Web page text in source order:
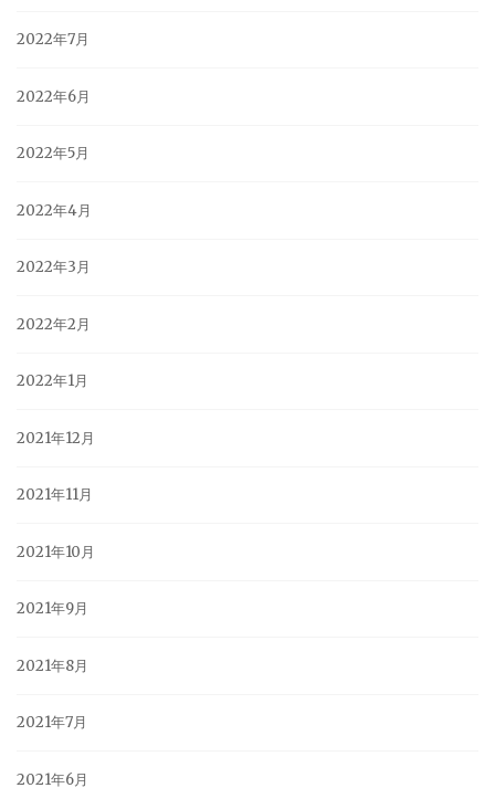
2022年7月
2022年6月
2022年5月
2022年4月
2022年3月
2022年2月
2022年1月
2021年12月
2021年11月
2021年10月
2021年9月
2021年8月
2021年7月
2021年6月